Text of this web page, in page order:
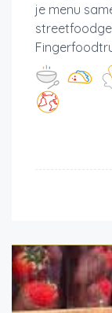
je menu